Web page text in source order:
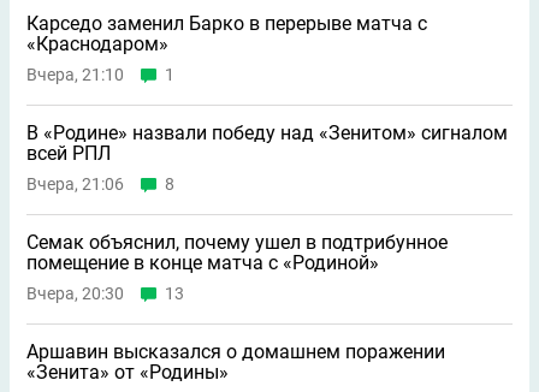
Карседо заменил Барко в перерыве матча с
«Краснодаром»
Вчера, 21:10 1
В «Родине» назвали победу над «Зенитом» сигналом
всей РПЛ
Вчера, 21:06 8
Семак объяснил, почему ушeл в подтрибунное
помещение в конце матча с «Родиной»
Вчера, 20:30 13
Аршавин высказался о домашнем поражении
«Зенита» от «Родины»